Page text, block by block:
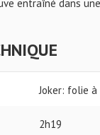
entraîné dans
Joker: folie à
2h19